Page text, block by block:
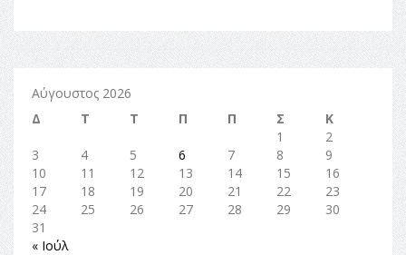
Αύγουστος 2026
Δ
Τ Τ Π Π Σ
Κ
1
2
3
4 5 6 7 8
9
10
11 12 13 14 15
16
17
18 19 20 21 22
23
24
25 26 27 28 29
30
31
« Ιούλ